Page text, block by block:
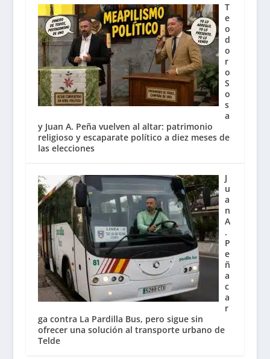
T
e
o
d
o
r
o
S
o
s
a
y Juan A. Peña vuelven al altar: patrimonio
religioso y escaparate político a diez meses de
las elecciones
J
u
a
n
A
.
P
e
ñ
a
c
a
r
ga contra La Pardilla Bus, pero sigue sin
ofrecer una solución al transporte urbano de
Telde